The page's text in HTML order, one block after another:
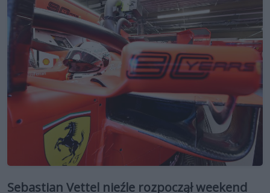
Sebastian Vettel nieźle rozpoczął weekend